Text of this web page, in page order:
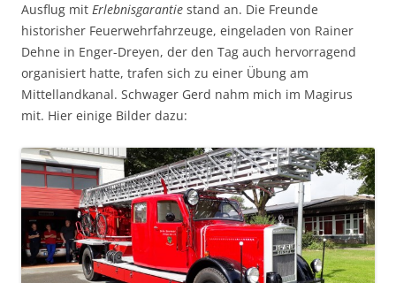
Ausflug mit Erlebnisgarantie stand an. Die Freunde
historisher Feuerwehrfahrzeuge, eingeladen von Rainer
Dehne in Enger-Dreyen, der den Tag auch hervorragend
organisiert hatte, trafen sich zu einer Übung am
Mittellandkanal. Schwager Gerd nahm mich im Magirus
mit. Hier einige Bilder dazu: